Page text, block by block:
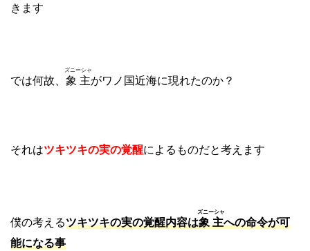
きます
では何故、 象主
ズニーシャ
がワノ国近海に現れたのか？
それはツキツキの実の覚醒によるものだと考えます
僕の考えるツキツキの実の覚醒内容は象主
ズニーシャ
への命令が可
能になる事